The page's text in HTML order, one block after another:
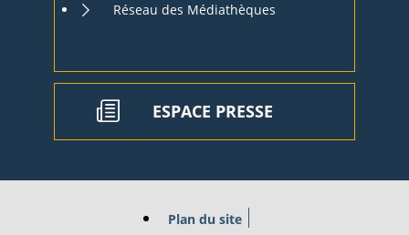
Réseau des Médiathèques
ESPACE PRESSE
Plan du site